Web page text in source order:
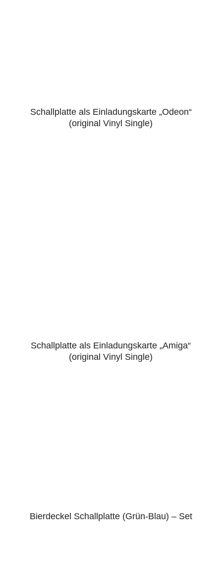
5.00
Schallplatte als Einladungskarte „Odeon“
(original Vinyl Single)
4.86
Schallplatte als Einladungskarte „Amiga“
(original Vinyl Single)
5.00
Bierdeckel Schallplatte (Grün-Blau) – Set